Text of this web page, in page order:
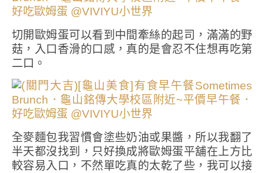
切開歐姆蛋可以看到中間牽絲的起司，滿滿的野
菇，入口香滑的口感，真的是會忍不住想再吃第
二口。
全麥麵包我習慣會塗些奶油或果醬，所以我翻了
半天都沒找到，只好換成將歐姆蛋平舖在上方比
較容易入口，不然單吃真的太乾了些，我可以接